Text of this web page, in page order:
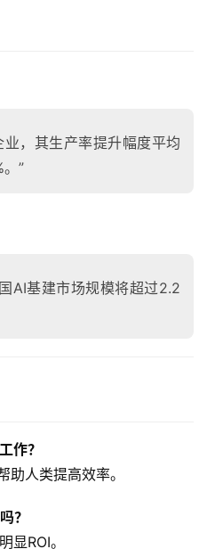
，其生产率提升幅度平均
”
AI基建市场规模将超过2.2
作？
人类提高效率。
？
显ROI。